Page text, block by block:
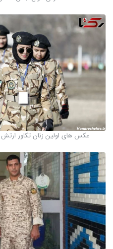
عکس های اولین زنان تکاور ارتش